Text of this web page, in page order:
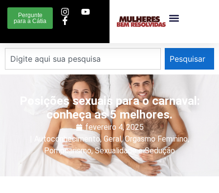
Pergunte
para a Cátia
Pesquisar
Posições sexuais para o carnaval:
conheça as 5 melhores.
fevereiro 4, 2025
Autoconhecimento,Geral,Orgasmo Feminino,
Pompoarismo,Sexualidade e Sedução